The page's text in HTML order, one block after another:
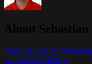
About
View all posts by
← Previous Next →